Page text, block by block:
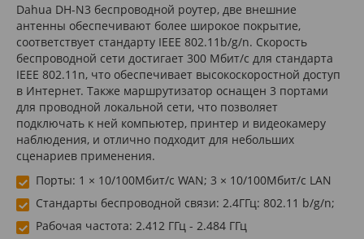
Dahua DH-N3 беспроводной роутер, две внешние
антенны обеспечивают более широкое покрытие,
соответствует стандарту IEEE 802.11b/g/n. Скорость
беспроводной сети достигает 300 Мбит/с для стандарта
IEEE 802.11n, что обеспечивает высокоскоростной доступ
в Интернет. Также маршрутизатор оснащен 3 портами
для проводной локальной сети, что позволяет
подключать к ней компьютер, принтер и видеокамеру
наблюдения, и отлично подходит для небольших
сценариев применения.
Порты: 1 × 10/100Мбит/с WAN; 3 × 10/100Мбит/с LAN
Стандарты беспроводной связи: 2.4ГГц: 802.11 b/g/n;
Рабочая частота: 2.412 ГГц - 2.484 ГГц